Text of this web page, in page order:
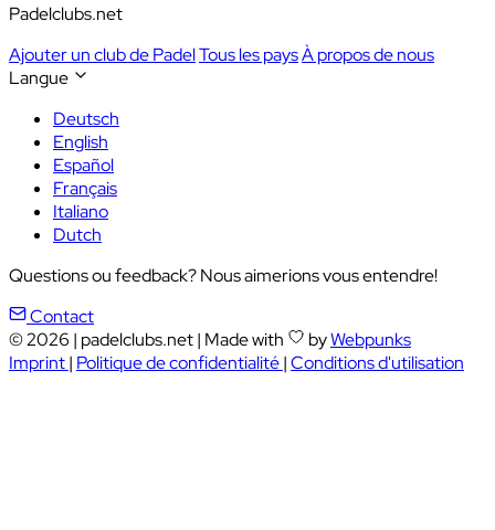
Padelclubs.net
Ajouter un club de PadelTous les paysÀ propos de nous
Langue
Deutsch
English
Español
Français
Italiano
Dutch
Questions ou feedback? Nous aimerions vous entendre!
Contact
© 2026 | padelclubs.net| Made with byWebpunks
Imprint| Politique de confidentialité|Conditions d'utilisation